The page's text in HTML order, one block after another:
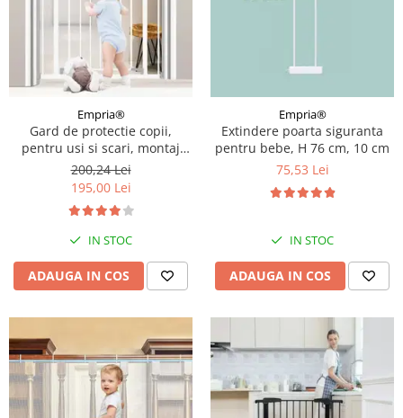
Empria®
Gard de protectie copii,
pentru usi si scari, montaj
prin presiune, dimensiune
reglabila 71-77 cm, Empria,
Alb
200,24 Lei
195,00 Lei
IN STOC
ADAUGA IN COS
Empria®
Extindere poarta siguranta
pentru bebe, H 76 cm, 10 cm
75,53 Lei
IN STOC
ADAUGA IN COS